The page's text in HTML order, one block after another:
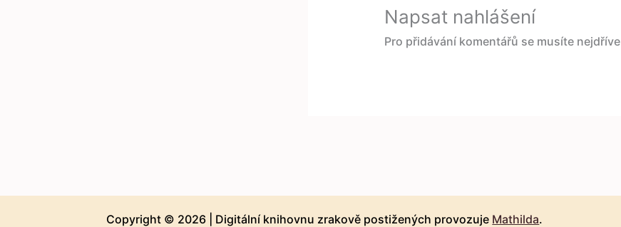
Napsat nahlášení
Pro přidávání komentářů se musíte nejdříve
Copyright © 2026 | Digitální knihovnu zrakově postižených provozuje Mathilda.